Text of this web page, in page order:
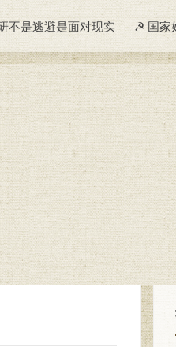
不是逃避是面对现实 ☭ 国家